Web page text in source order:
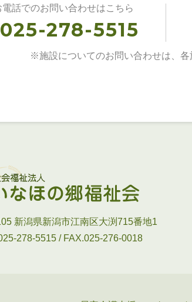
電話でのお問い合わせはこちら
025-278-5515
※施設についてのお問い合わせは、各
新潟県新潟市江南区大渕715番地1
278-5515 / FAX.025-276-0018